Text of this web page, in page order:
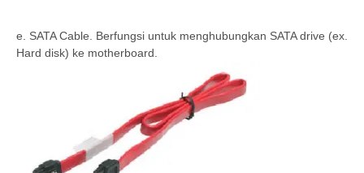
e. SATA Cable. Berfungsi untuk menghubungkan SATA drive (ex.
Hard disk) ke motherboard.